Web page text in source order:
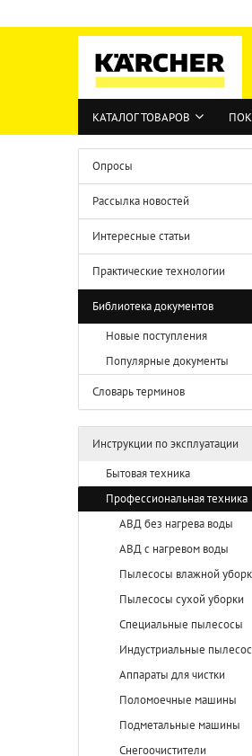
КАТАЛОГ ТОВАРОВ
Опросы
Рассылка новостей
Интересные статьи
Практические технологии
Библиотека документов
Новые поступления
Популярные документы
Словарь терминов
Инструкции по эксплуатации
Бытовая техника
Профессиональная техника
АВД без нагрева воды
АВД с нагревом воды
Пылесосы влажной
Пылесосы сухой уборки
Специальные пылесосы
Индустриальные
Аппараты для чистки
Поломоечные машины
Подметальные машины
Снегоочистители